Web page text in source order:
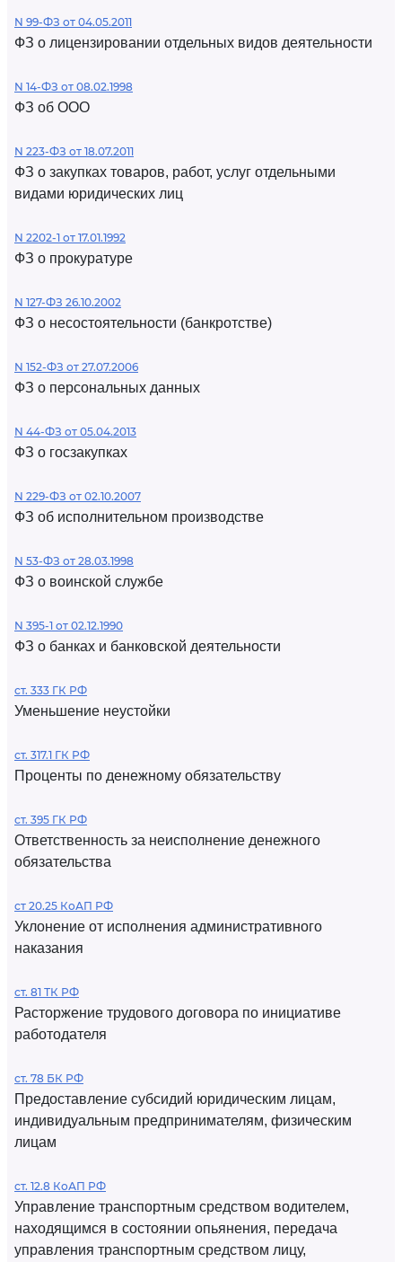
N 99-ФЗ от 04.05.2011
ФЗ о лицензировании отдельных видов деятельности
N 14-ФЗ от 08.02.1998
ФЗ об ООО
N 223-ФЗ от 18.07.2011
ФЗ о закупках товаров, работ, услуг отдельными
видами юридических лиц
N 2202-1 от 17.01.1992
ФЗ о прокуратуре
N 127-ФЗ 26.10.2002
ФЗ о несостоятельности (банкротстве)
N 152-ФЗ от 27.07.2006
ФЗ о персональных данных
N 44-ФЗ от 05.04.2013
ФЗ о госзакупках
N 229-ФЗ от 02.10.2007
ФЗ об исполнительном производстве
N 53-ФЗ от 28.03.1998
ФЗ о воинской службе
N 395-1 от 02.12.1990
ФЗ о банках и банковской деятельности
ст. 333 ГК РФ
Уменьшение неустойки
ст. 317.1 ГК РФ
Проценты по денежному обязательству
ст. 395 ГК РФ
Ответственность за неисполнение денежного
обязательства
ст 20.25 КоАП РФ
Уклонение от исполнения административного
наказания
ст. 81 ТК РФ
Расторжение трудового договора по инициативе
работодателя
ст. 78 БК РФ
Предоставление субсидий юридическим лицам,
индивидуальным предпринимателям, физическим
лицам
ст. 12.8 КоАП РФ
Управление транспортным средством водителем,
находящимся в состоянии опьянения, передача
управления транспортным средством лицу,